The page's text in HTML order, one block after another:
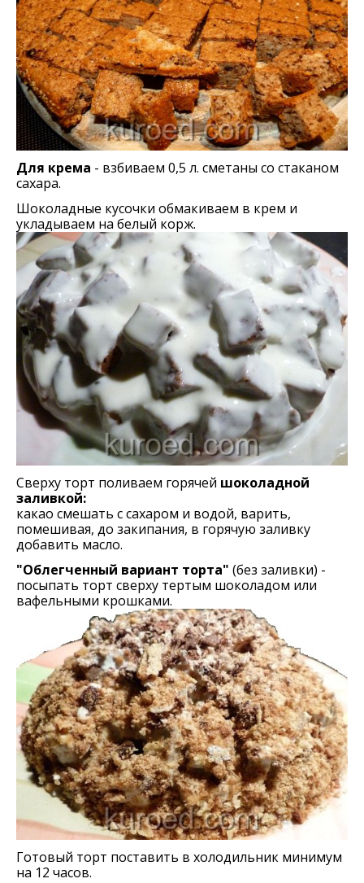
Для крема - взбиваем 0,5 л. сметаны со стаканом
сахара.
Шоколадные кусочки обмакиваем в крем и
укладываем на белый корж.
Сверху торт поливаем горячей шоколадной
заливкой:
какао смешать с сахаром и водой, варить,
помешивая, до закипания, в горячую заливку
добавить масло.
"Облегченный вариант торта" (без заливки) -
посыпать торт сверху тертым шоколадом или
вафельными крошками.
Готовый торт поставить в холодильник минимум
на 12 часов.